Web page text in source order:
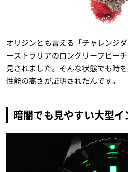
オリジンとも言える「チャレンジ
ーストラリアのロングリーフビー
見されました。そんな状態でも時
性能の高さが証明されたんです。
暗闇でも見やすい大型イ